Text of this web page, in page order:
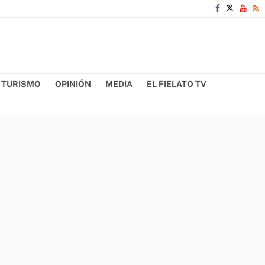
TURISMO OPINIÓN MEDIA EL FIELATO TV